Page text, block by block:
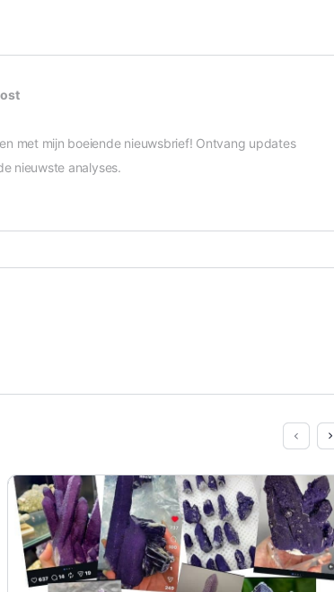
met mijn boeiende nieuwsbrief! Ontvang updates
nieuwste analyses.